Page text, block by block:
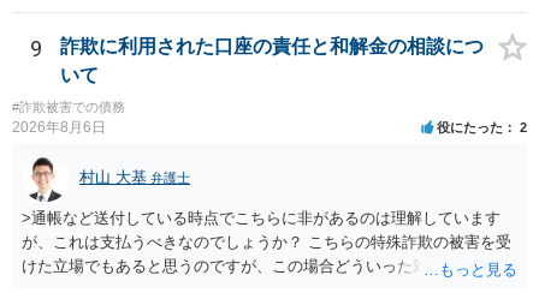
早ければ早いほどいいのは間違いありません。 ご健闘をお祈りいたし
ます。
9
詐欺に利用された口座の責任と和解金の相談につ
いて
#詐欺被害での債務
2026年8月6日 役にたった 2
村山 大基 弁護士
>通帳など送付している時点でこちらに非があるのは理解しています
が、これは支払うべきなのでしょうか？ こちらの特殊詐欺の被害を受
けた立場でもあると思うのですが、この場合どういった対処が必要で